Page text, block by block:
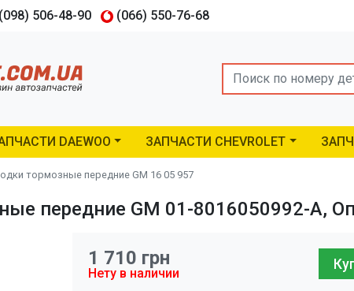
(098) 506-48-90 (066) 550-76-68
Search
DAEWOO ЗАПЧАСТИ CHEVROLET
тормозные передние GM 16 05 957
передние GM 01-8016050992-A,
1 710 грн
Нету в наличии